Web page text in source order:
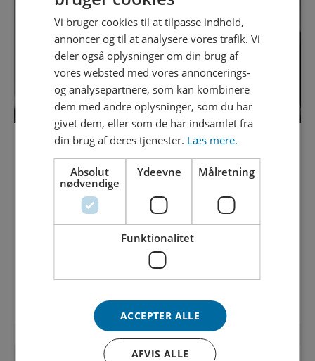
Lene Feldskov Schmidt
Kundeservicemedarbejder
76 41 ** ** Vis
Kontakt os
Arbejdsområder
Kundeservice
Vi bruger cookies til at tilpasse indhold,
annoncer og til at analysere vores trafik. Vi
deler også oplysninger om din brug af
vores websted med vores annoncerings-
og analysepartnere, som kan kombinere
dem med andre oplysninger, som du har
givet dem, eller som de har indsamlet fra
din brug af deres tjenester. Læs mere.
Absolut
nødvendige
Ydeevne Målretning
Funktionalitet
ACCEPTER ALLE
AFVIS ALLE